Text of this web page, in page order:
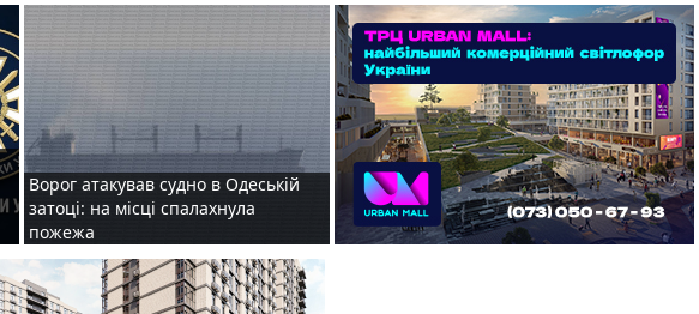
Ворог атакував судно в Одеській
затоці: на місці спалахнула
пожежа